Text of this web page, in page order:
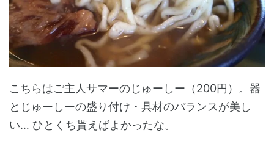
こちらはご主人サマーのじゅーしー（200円）。器
とじゅーしーの盛り付け・具材のバランスが美し
い… ひとくち貰えばよかったな。